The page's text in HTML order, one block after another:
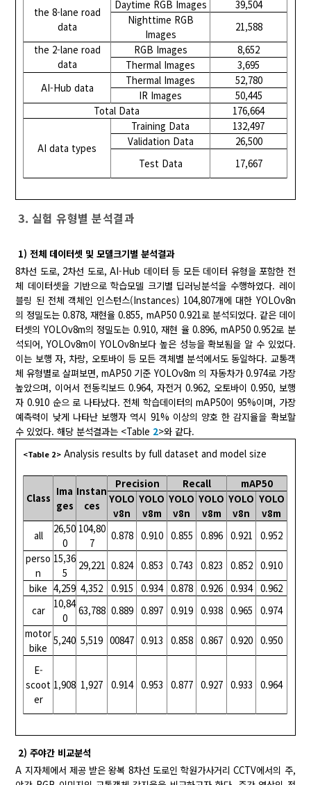
the 8-lane road
data
Daytime RGB Images
39,504
Nighttime RGB
Images
21,588
the 2-lane road
data
RGB Images
8,652
Thermal Images
3,695
AI-Hub data
Thermal Images
52,780
IR Images
50,445
Total Data
176,664
AI data types
Training Data
132,497
Validation Data
26,500
Test Data
17,667
3. 실험 유형별 분석결과
1) 전체 데이터셋 및 모델크기별 분석결과
8차선 도로, 2차선 도로, AI-Hub 데이터 등 모든 데이터 유형을 포함한 전
체 데이터셋을 기반으로 학습모델 크기별 딥러닝분석을 수행하였다. 레이
블링 된 전체 객체인 인스턴스(Instances) 104,807개에 대한 YOLOv8n
의 정밀도는 0.878, 재현율 0.855, mAP50 0.921로 분석되었다. 같은 데이
터셋의 YOLOv8m의 정밀도는 0.910, 재현 율 0.896, mAP50 0.952로 분
석되어, YOLOv8m이 YOLOv8n보다 높은 성능을 확보됨을 알 수 있었다.
이는 보행 자, 차랑, 오토바이 등 모든 객체별 분석에서도 동일하다. 교통객
체 유형별로 살펴보면, mAP50 기준 YOLOv8m 의 자동차가 0.974로 가장
높았으며, 이어서 전동킥보드 0.964, 자전거 0.962, 오토바이 0.950, 보행
자 0.910 순으 로 나타났다. 전체 학습데이터의 mAP50이 95%이며, 가장
예측력이 낮게 나타난 보행자 역시 91% 이상의 양호 한 감지율을 확보할
수 있었다. 해당 분석결과는 <Table 2>와 같다.
<Table 2> Analysis results by full dataset and model size
Class
Ima
ges
Instan
ces
Precision Recall
mAP50
YOLO
v8n
YOLO
v8m
YOLO
v8n
YOLO
v8m
YOLO
v8n
YOLO
v8m
all
26,50
0
104,80
7
0.878 0.910 0.855 0.896 0.921
0.952
perso
n
15,36
5
29,221 0.824 0.853 0.743 0.823 0.852
0.910
bike 4,259 4,352 0.915 0.934 0.878 0.926 0.934
0.962
car
10,84
0
63,788 0.889 0.897 0.919 0.938 0.965
0.974
motor
bike
5,240 5,519 00847 0.913 0.858 0.867 0.920 0.950
E-
scoot
er
1,908 1,927 0.914 0.953 0.877 0.927 0.933 0.964
2) 주야간 비교분석
A 지자체에서 제공 받은 왕복 8차선 도로인 학원가사거리 CCTV에서의 주,